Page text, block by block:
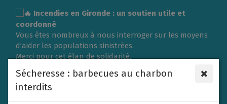
Incendies en Gironde : un soutien utile et
coordonné
Vous êtes nombreux à nous interroger sur les moyens
d’aider les populations sinistrées.
Merci pour cet élan de solidarité.
matériel nécessite une logistique importante et doit
répondre aux besoins exprimés sur place.
×
Sécheresse : barbecues au charbon
interdits